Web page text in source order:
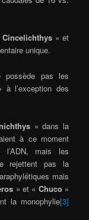
Cincelichthys» et
unique.
possède pas les
l’exception des
» dans la
à ce moment
l’ADN, mais les
rejettent pas la
mais
» et « Chuco»
la monophylie[3]